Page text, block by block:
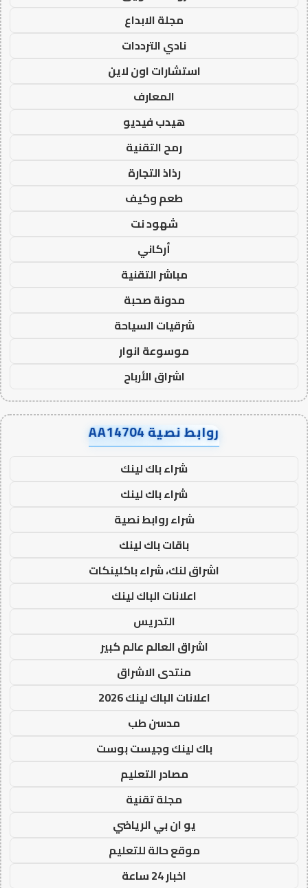
مجلة الابداع
نادي الترددات
استشارات اون لاين
المعارف
هيدب فيديو
رمح التقنية
رذاذ التجارة
طعم وكيف
شهود نت
أركاني
مباشر التقنية
مدونة صحبة
شرقيات السياحة
موسوعة انوار
اشراق الأرباح
روابط نصية AA14704
شراء باك لينك
شراء باك لينك
شراء روابط نصية
باقات باك لينك
اشراق لنك، شراء باكلينكات
اعلانات الباك لينك
التدريس
اشراق العالم عالم كبير
منتدى الاشراق
اعلانات الباك لينك 2026
مدسن طب
باك لينك وجيست بوست
مصادر التعليم
مجلة تقنية
يو ان بي الرياضي
موقع حالة للتعليم
اخبار 24 ساعة